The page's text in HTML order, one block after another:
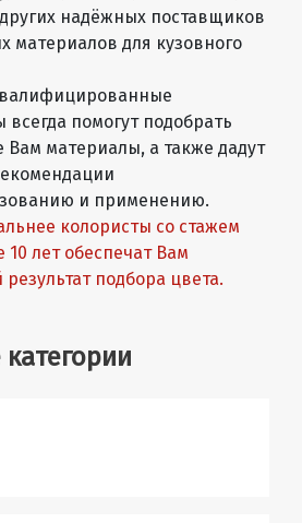
надёжных поставщиков
материалов для кузовного
всегда помогут подобрать
Вам материалы, а также дадут
и применению.
колористы со стажем
10 лет обеспечат Вам
подбора цвета.